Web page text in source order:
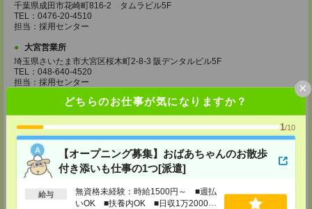
どちらのお仕事が気になりますか？
1/10
【オープニング募集】おばあちゃんのお散歩
付き添いも仕事の1つ[派遣]
給与
無資格未経験：時給1500円～ ■週払
いOK ■扶養内OK ■日収1万2000円
×
千葉県成田市花崎町816-2 タムラビル5F
TEL：0476-20-4510
担当：採用センター
大宮営業所
埼玉県さいたま市大宮区桜木町2-8-3 阪デンタルビル5F
TEL：048-640-4520
担当：採用センター
川越営業所
埼玉県川越市脇田本町11-1 川越シティービル6F
TEL：049-238-7117
担当：採用センター
越谷営業所
埼玉県越谷市南越谷1-16-8 イーストサンビル5 5F
担当：採用センター